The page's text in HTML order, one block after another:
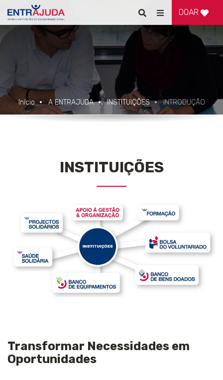
Pesquisar
Alternar
de
DOAR
Início A ENTRAJUDA INSTITUIÇÕES INTRODUÇÃO
INSTITUIÇÕES
Transformar Necessidades em
Oportunidades